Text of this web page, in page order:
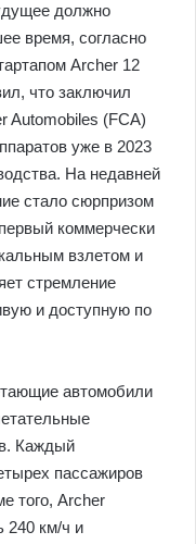
должно
время, согласно
Archer 12
что заключил
Automobiles (FCA)
уже в 2023
На недавней
стало сюрпризом
коммерчески
взлетом и
стремление
и доступную по
автомобили
Каждый
пассажиров
того, Archer
240 км/ч и